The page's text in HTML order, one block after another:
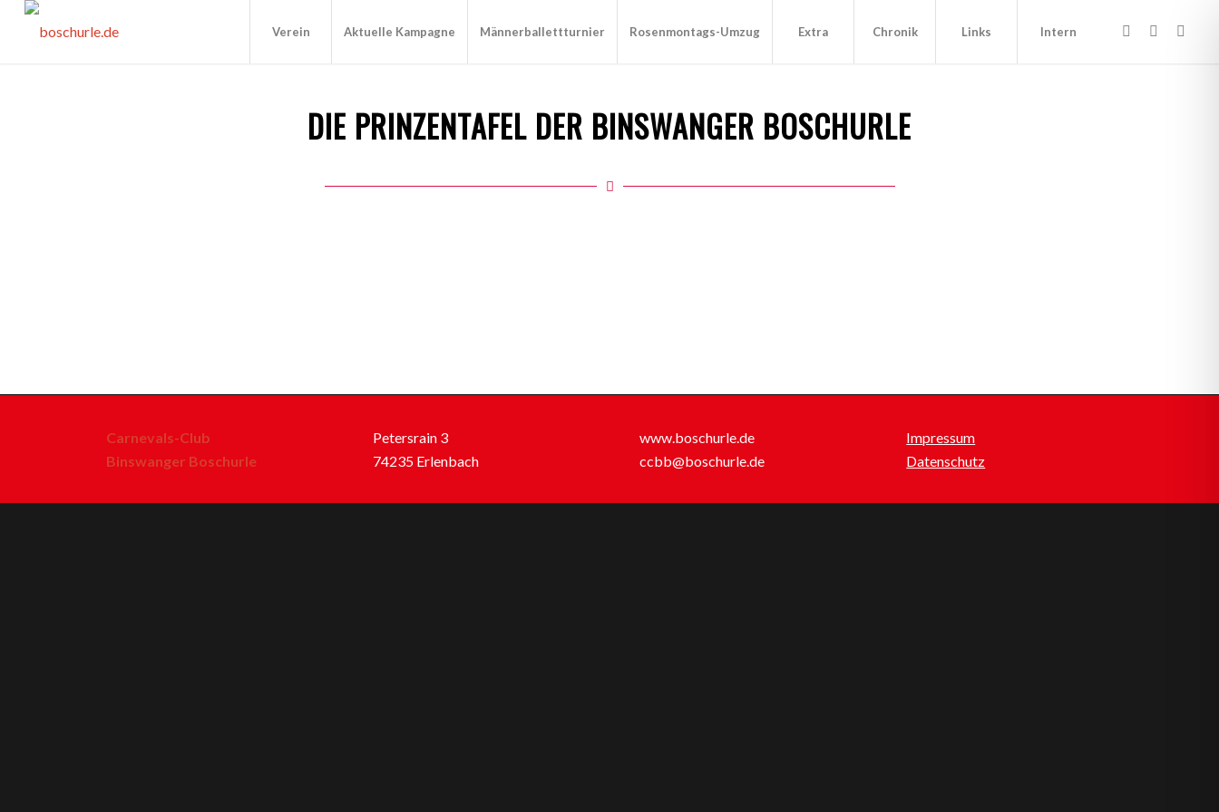
Verein Aktuelle Kampagne Männerballettturnier Rosenmontags-Umzug Extra Chronik Links Intern
DIE PRINZENTAFEL DER BINSWANGER BOSCHURLE
Carnevals-Club
Binswanger Boschurle
Petersrain 3
74235 Erlenbach
www.boschurle.de
ccbb@boschurle.de
Impressum
Datenschutz